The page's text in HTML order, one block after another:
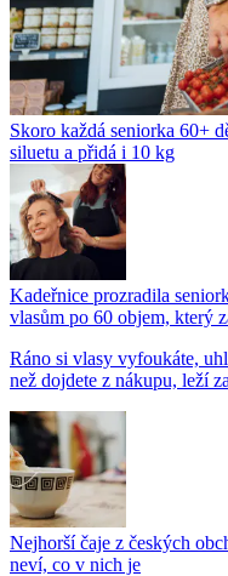
Skoro každá seniorka 60+
siluetu a přidá i 10 kg
Kadeřnice prozradila
vlasům po 60 objem, který
Ráno si vlasy vyfoukáte,
než dojdete z nákupu, leží
Nejhorší čaje z českých
neví, co v nich je